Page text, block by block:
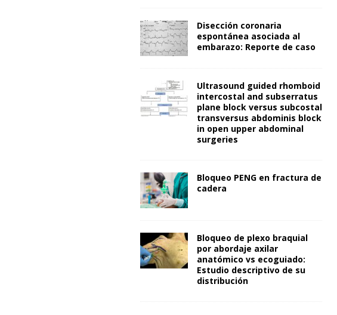
Disección coronaria
espontánea asociada al
embarazo: Reporte de caso
Ultrasound guided rhomboid
intercostal and subserratus
plane block versus subcostal
transversus abdominis block
in open upper abdominal
surgeries
Bloqueo PENG en fractura de
cadera
Bloqueo de plexo braquial
por abordaje axilar
anatómico vs ecoguiado:
Estudio descriptivo de su
distribución